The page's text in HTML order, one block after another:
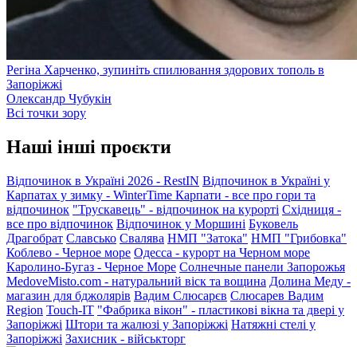
Регіна Харченко, зупиніть спилювання здорових тополь в
Запоріжжі
Олександр Чубукін
Всі точки зору
Наші інші проєкти
Відпочинок в Україні 2026 - RestIN Відпочинок в Україні у
Карпатах у зимку - WinterTime Карпати - все про гори та
відпочинок "Трускавець" - відпочинок на курорті Східниця -
все про відпочинок Відпочинок у Моршині Буковель
Драгобрат Славсько Свалява НМП "Затока" НМП "Грибовка"
Коблево - Черное море Одесса - курорт на Черном море
Каролино-Бугаз - Черное Море Солнечные панели Запорожья
MedoveMisto.com - натуральний віск та вощина Долина Меду -
магазин для бджолярів Вадим Слюсарєв Слюсарев Вадим
Region Touch-IT "Фабрика вікон" - пластикові вікна та двері у
Запоріжжі Штори та жалюзі у Запоріжжі Натяжні стелі у
Запоріжжі Захисник - військторг